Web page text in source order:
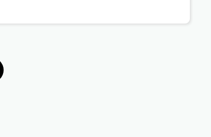
てご利用いただけ...